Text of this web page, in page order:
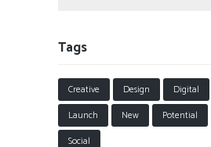
Tags
Creative Design Digital
Launch
New Potential
Social